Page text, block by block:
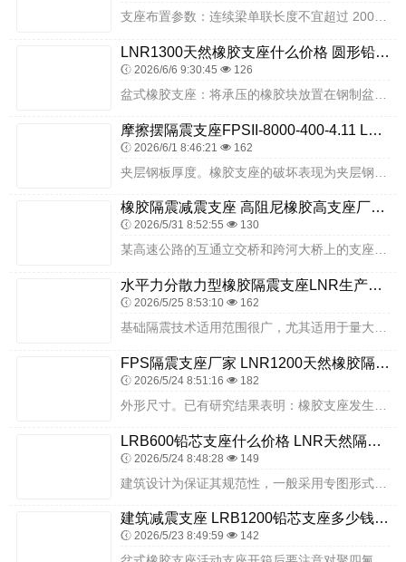
LNR1300天然橡胶支座什么价格 圆形铅芯橡胶隔震支座生产厂家 高层隔震支座厂家电话
2026/6/6 9:30:45 126
摩擦摆隔震支座FPSII-8000-400-4.11 LRB1000隔震支座厂家 HDR支座
2026/6/1 8:46:21 162
橡胶隔震减震支座 高阻尼橡胶高支座厂家 带铅芯橡胶隔震支座
2026/5/31 8:52:55 130
某高速公路的互通立交桥和跨河大桥上的支座，由于设计纸上选用错误，有关部门发现后，不得不将已安装好的橡胶支座全部撤换，造成很大的经济损失。然后在支墩四个角部各焊一...
水平力分散力型橡胶隔震支座LNR生产厂家 HDR300橡胶支座 HDR600橡胶支座
2026/5/25 8:53:10 162
FPS隔震支座厂家 LNR1200天然橡胶隔震支座厂家 HDR500橡胶支座
2026/5/24 8:51:16 182
LRB600铅芯支座什么价格 LNR天然隔震支座厂家电话 建筑高阻尼圆形隔震支座
2026/5/24 8:48:28 149
建筑减震支座 LRB1200铅芯支座多少钱 LNR500天然橡胶支座厂家电话
2026/5/23 8:49:59 142